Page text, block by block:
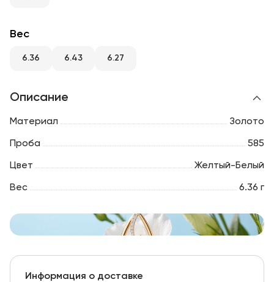
Вес
6.36 6.43 6.27
Описание
Материал Золото
Проба 585
Цвет Желтый-Белый
Вес 6.36 г
Информация о доставке